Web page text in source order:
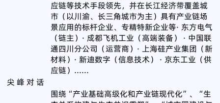
应链等技术手段领先，并在长江经济带覆盖城
市（以川渝、长三角城市为主）具有产业链场
景应用的标杆企业、专精特新企业等· 东方电气
（链主）· 成都飞机工业（高端装备） · 中国联
通四川分公司（运营商）· 上海硅产业集团（新
材料）· 新迪数字（信息技术） · 京东工业（供
应链）......
尖 峰 对 话
围绕“产业基础高级化和产业链现代化”、“生